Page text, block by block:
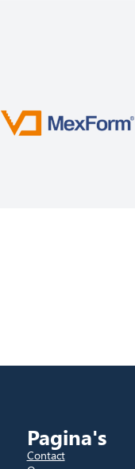
Pagina's
Contact